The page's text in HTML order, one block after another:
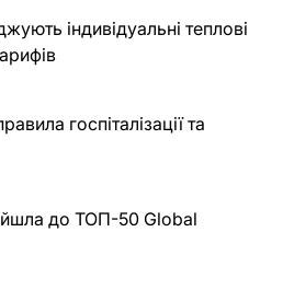
індивідуальні теплові
госпіталізації та
до ТОП-50 Global